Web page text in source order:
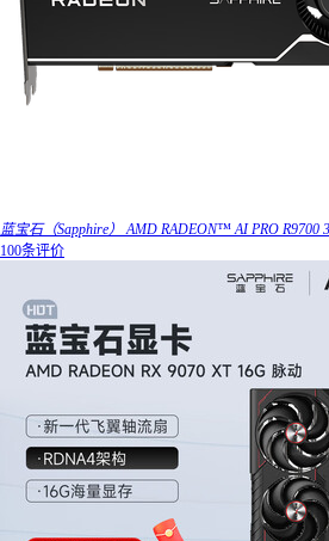
蓝宝石（Sapphire） AMD RADEON™ AI PRO R9700
100条评价